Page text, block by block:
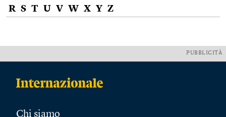
R S T U V W X Y Z
PUBBLICITÀ
Chi siamo